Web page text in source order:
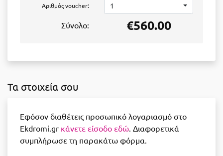
Αριθμός voucher: 1
Σύνολο: €560.00
Τα στοιχεία σου
Εφόσον διαθέτεις προσωπικό λογαριασμό στο
Ekdromi.gr κάνετε είσοδο εδώ. Διαφορετικά
συμπλήρωσε τη παρακάτω φόρμα.